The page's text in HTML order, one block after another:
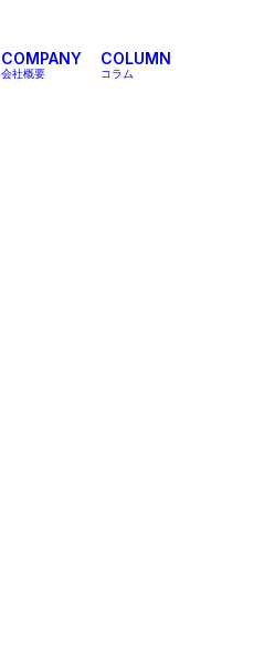
COMPANY
会社概要
COLUMN
コラム